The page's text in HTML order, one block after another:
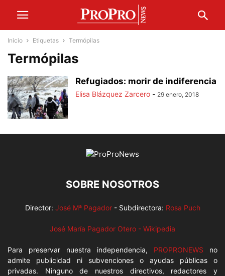
Inicio Etiquetas Termópilas
Termópilas
Refugiados: morir de indiferencia
Elisa Blázquez Zarcero - 29 enero, 2018
SOBRE NOSOTROS
Director: José Mª Pagador- Subdirectora: Rosa Puch
José María Pagador Otero - Wikipedia
Para preservar nuestra independencia, PROPRONEWS no
admite publicidad ni subvenciones o ayudas públicas o
privadas. Ninguno de nuestros directivos, redactores y